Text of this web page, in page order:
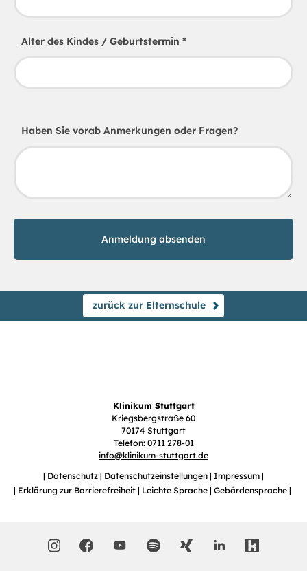
Alter des Kindes / Geburtstermin *
Haben Sie vorab Anmerkungen oder Fragen?
zurück zur Elternschule
Klinikum Stuttgart
Kriegsbergstraße 60
70174 Stuttgart
Telefon: 0711 278-01
info@klinikum-stuttgart.de
Datenschutz
Datenschutzeinstellungen
Impressum
Erklärung zur Barrierefreiheit
Leichte Sprache Gebärdensprache